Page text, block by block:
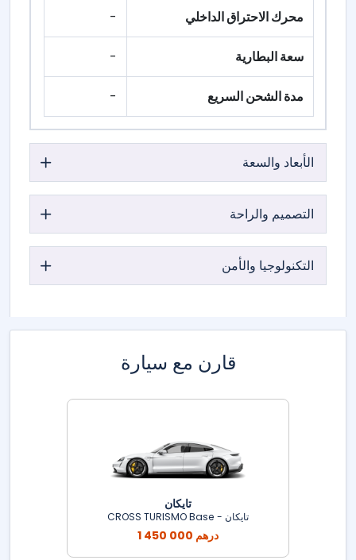
محرك الاحتراق الداخلي -
سعة البطارية -
مدة الشحن السريع -
الأبعاد والسعة
التصميم والراحة
التكنولوجيا والأمن
قارن مع سيارة
تايكان
تايكان - CROSS TURISMO Base
1 450 000 درهم